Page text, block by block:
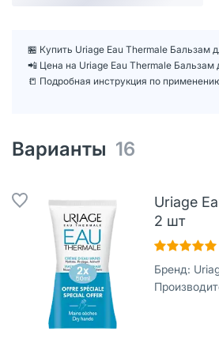
🏪 Купить Uriage Eau Thermale Бальзам
📲 Цена на Uriage Eau Thermale
📒 Подробная инструкция по
Варианты 16
Uriage
2 шт
Бренд: